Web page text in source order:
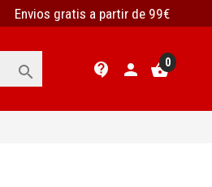
Envios gratis a partir de 99€
 contact_support person shopping_basket0